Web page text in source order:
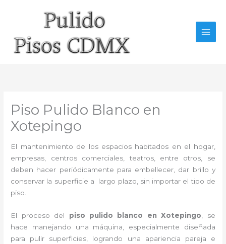
Piso Pulido Blanco en
Xotepingo
El mantenimiento de los espacios habitados en el hogar,
empresas, centros comerciales, teatros, entre otros, se
deben hacer periódicamente para embellecer, dar brillo y
conservar la superficie a largo plazo, sin importar el tipo de
piso.
El proceso del piso pulido blanco en Xotepingo , se
hace manejando una máquina, especialmente diseñada
para pulir superficies, logrando una apariencia pareja e